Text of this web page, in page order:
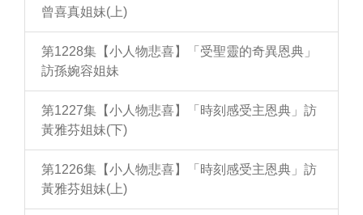
曾喜真姐妹(上)
第1228集【小人物悲喜】「受聖靈的奇異恩典」
訪孫婉容姐妹
第1227集【小人物悲喜】「時刻感受主恩典」訪
黃雅芬姐妹(下)
第1226集【小人物悲喜】「時刻感受主恩典」訪
黃雅芬姐妹(上)